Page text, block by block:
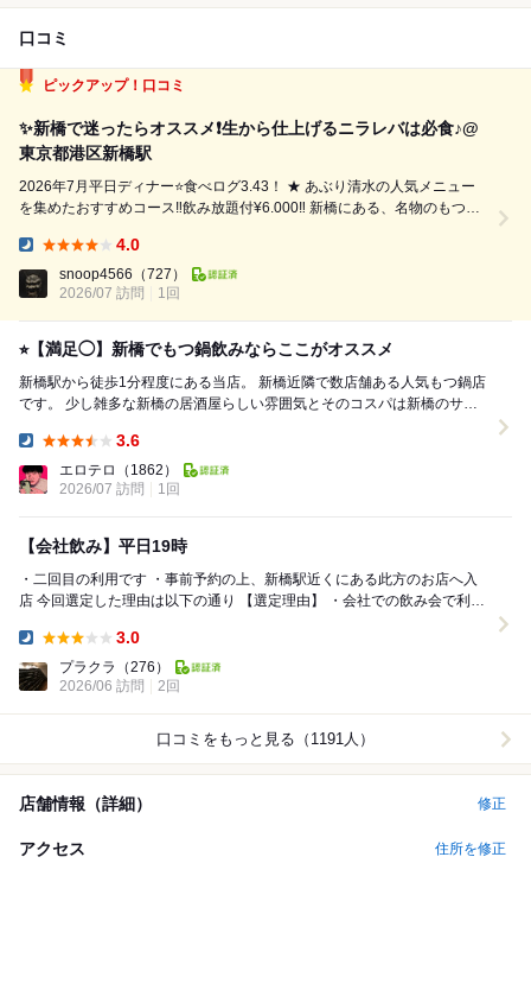
口コミ
ピックアップ！口コミ
✨新橋で迷ったらオススメ❗️生から仕上げるニラレバは必食♪@
東京都港区新橋駅
2026年7月平日ディナー⭐️食べログ3.43！ ★ あぶり清水の人気メニュー
を集めたおすすめコース‼️飲み放題付¥6.000‼️ 新橋にある、名物のもつ鍋
4.0
snoop4566 （727）
2026/07 訪問
1回
⭐︎【満足◯】新橋でもつ鍋飲みならここがオススメ
新橋駅から徒歩1分程度にある当店。 新橋近隣で数店舗ある人気もつ鍋店
です。 少し雑多な新橋の居酒屋らしい雰囲気とそのコスパは新橋のサラ
3.6
エロテロ
（1862）
2026/07 訪問
1回
【会社飲み】平日19時
・二回目の利用です ・事前予約の上、新橋駅近くにある此方のお店へ入
店 今回選定した理由は以下の通り 【選定理由】 ・会社での飲み会で利用
3.0
プラクラ
（276）
2026/06 訪問
2回
口コミをもっと見る（1191人）
店舗情報（詳細） 修正
アクセス 住所を修正